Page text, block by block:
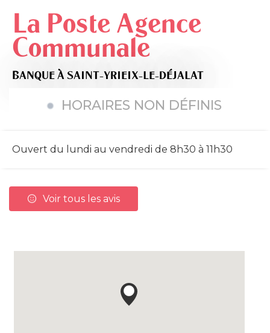
La Poste Agence
Communale
BANQUE À SAINT-YRIEIX-LE-DÉJALAT
HORAIRES NON DÉFINIS
Ouvert du lundi au vendredi de 8h30 à 11h30
Voir tous les avis